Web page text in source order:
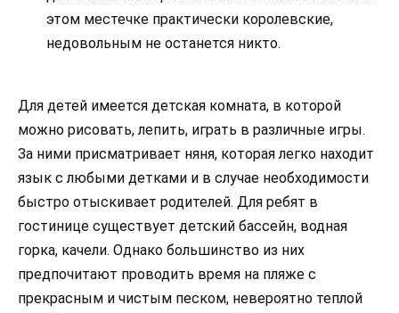
этом местечке практически королевские,
недовольным не останется никто.
Для детей имеется детская комната, в которой
можно рисовать, лепить, играть в различные игры.
За ними присматривает няня, которая легко находит
язык с любыми детками и в случае необходимости
быстро отыскивает родителей. Для ребят в
гостинице существует детский бассейн, водная
горка, качели. Однако большинство из них
предпочитают проводить время на пляже с
прекрасным и чистым песком, невероятно теплой